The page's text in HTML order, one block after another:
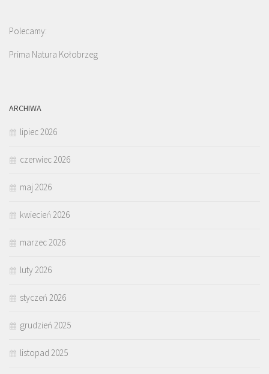
Polecamy:
Prima Natura Kołobrzeg
ARCHIWA
lipiec 2026
czerwiec 2026
maj 2026
kwiecień 2026
marzec 2026
luty 2026
styczeń 2026
grudzień 2025
listopad 2025